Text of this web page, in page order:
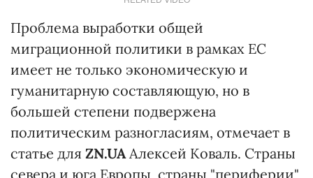
Проблема выработки общей
миграционной политики в рамках ЕС
имеет не только экономическую и
гуманитарную составляющую, но в
большей степени подвержена
политическим разногласиям, отмечает в
статье для ZN.UAАлексей Коваль. Страны
севера и юга Европы, страны "периферии"